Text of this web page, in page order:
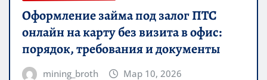
Оформление займа под залог ПТС
онлайн на карту без визита в офис:
порядок, требования и документы
mining_broth Мар 10, 2026